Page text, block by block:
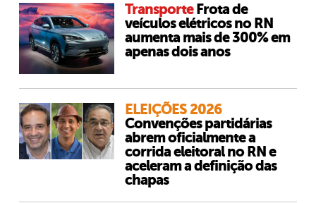
Transporte Frota de
veículos elétricos no RN
aumenta mais de 300% em
apenas dois anos
ELEIÇÕES 2026
Convenções partidárias
abrem oficialmente a
corrida eleitoral no RN e
aceleram a definição das
chapas